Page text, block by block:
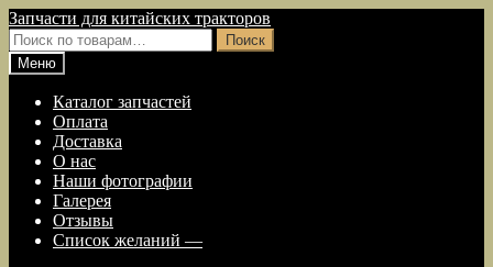
Перейти
к
навигации
Перейти
к
содержимому
Запчасти для китайских тракторов
Искать:
Поиск
Меню
Каталог запчастей
Оплата
Доставка
О нас
Наши фотографии
Галерея
Отзывы
Список желаний —